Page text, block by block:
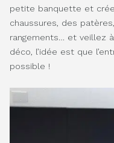
petite banquette et
chaussures, des
rangements… et veillez
déco, l’idée est que
possible !